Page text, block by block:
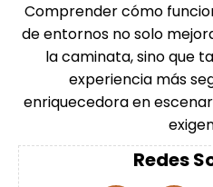
Comprender cómo
de entornos no solo
la caminata, sino que
experiencia más
enriquecedora en
Redes